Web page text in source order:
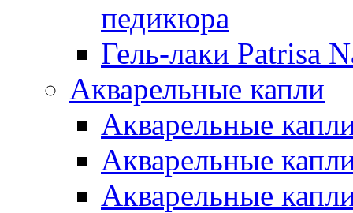
педикюра
Гель-лаки Patrisa
Акварельные капли
Акварельные
Акварельные
Акварельные